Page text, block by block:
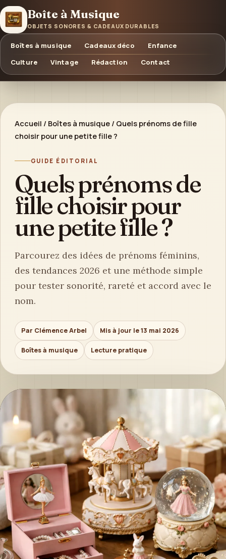
Boîte à Musique
OBJETS SONORES & CADEAUX DURABLES
Boîtes à musique Cadeaux déco
Enfance
Culture
Vintage Rédaction Contact
Accueil / Boîtes à musique / Quels prénoms de fille
choisir pour une petite fille ?
GUIDE ÉDITORIAL
Quels prénoms de
fille choisir pour
une petite fille ?
Parcourez des idées de prénoms féminins,
des tendances 2026 et une méthode simple
pour tester sonorité, rareté et accord avec le
nom.
Par Clémence Arbel Mis à jour le 13 mai 2026
Boîtes à musique Lecture pratique